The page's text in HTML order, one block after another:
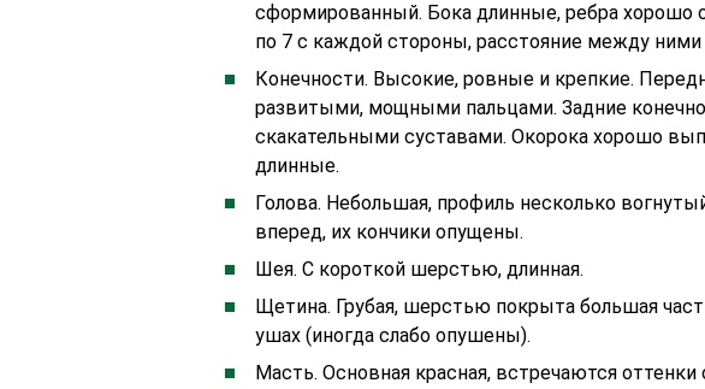
сформированный. Бока длинные, ребра хорошо
по 7 с каждой стороны, расстояние между
Конечности. Высокие, ровные и крепкие.
развитыми, мощными пальцами. Задние
скакательными суставами. Окорока хорошо
длинные.
Голова. Небольшая, профиль несколько
вперед, их кончики опущены.
Шея. С короткой шерстью, длинная.
Щетина. Грубая, шерстью покрыта большая
ушах (иногда слабо опушены).
Масть. Основная красная, встречаются